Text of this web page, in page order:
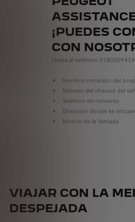
¡PUEDES
CON
Llama al teléfono
Nombre completo del
Número del chassis del
Teléfono de contacto
Dirección donde se
Motivo de la llamada
VIAJAR CON LA
DESPEJADA